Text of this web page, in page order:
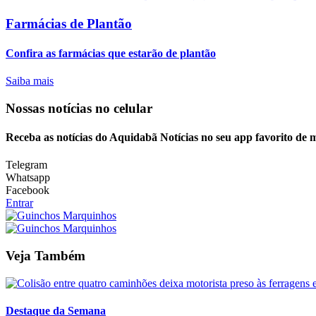
Farmácias de Plantão
Confira as farmácias que estarão de plantão
Saiba mais
Nossas notícias no celular
Receba as notícias do Aquidabã Notícias no seu app favorito de
Telegram
Whatsapp
Facebook
Entrar
Veja Também
Destaque da Semana